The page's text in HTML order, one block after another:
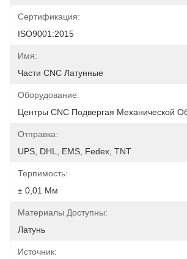
Сертификация:
ISO9001:2015
Имя:
Части CNC Латунные
Оборудование:
Центры CNC Подвергая Механической
Отправка:
UPS, DHL, EMS, Fedex, TNT
Терпимость:
± 0,01 Мм
Материалы Доступны:
Латунь
Источник: